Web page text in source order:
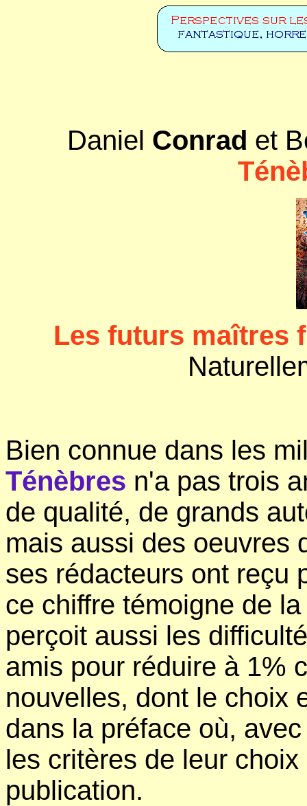
Daniel Conrad et
Les futurs maîtres
Bien connue dans les
Ténèbres n'a pas trois
de qualité, de grands
mais aussi des oeuvres
ses rédacteurs ont reçu
ce chiffre témoigne de
perçoit aussi les
amis pour réduire à 1%
nouvelles, dont le choix
dans la préface où,
les critères de leur
publication.